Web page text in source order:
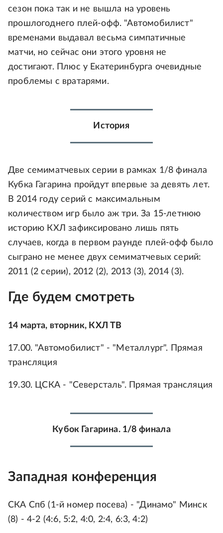
сезон пока так и не вышла на уровень
прошлогоднего плей-офф. "Автомобилист"
временами выдавал весьма симпатичные
матчи, но сейчас они этого уровня не
достигают. Плюс у Екатеринбурга очевидные
проблемы с вратарями.
История
Две семиматчевых серии в рамках 1/8 финала
Кубка Гагарина пройдут впервые за девять лет.
В 2014 году серий с максимальным
количеством игр было аж три. За 15-летнюю
историю КХЛ зафиксировано лишь пять
случаев, когда в первом раунде плей-офф было
сыграно не менее двух семиматчевых серий:
2011 (2 серии), 2012 (2), 2013 (3), 2014 (3).
Где будем смотреть
14 марта, вторник, КХЛ ТВ
17.00. "Автомобилист" - "Металлург". Прямая
трансляция
19.30. ЦСКА - "Северсталь". Прямая трансляция
Кубок Гагарина. 1/8 финала
Западная конференция
СКА Спб (1-й номер посева) - "Динамо" Минск
(8) - 4-2 (4:6, 5:2, 4:0, 2:4, 6:3, 4:2)